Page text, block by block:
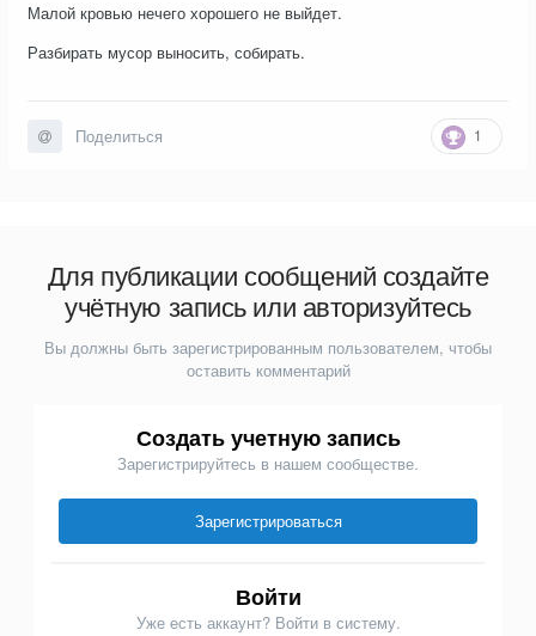
Малой кровью нечего хорошего не выйдет.
Разбирать мусор выносить, собирать.
1
Поделиться
Для публикации сообщений создайте
учётную запись или авторизуйтесь
Вы должны быть зарегистрированным пользователем, чтобы
оставить комментарий
Создать учетную запись
Зарегистрируйтесь в нашем сообществе.
Зарегистрироваться
Войти
Уже есть аккаунт? Войти в систему.